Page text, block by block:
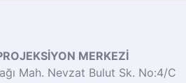
MERKEZİ
Mah. Nevzat Bulut Sk. No:4/C